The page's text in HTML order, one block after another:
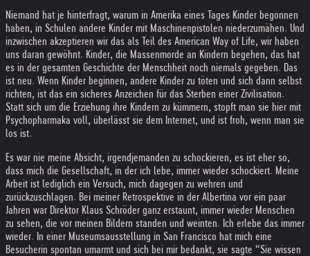
Niemand hat je hinterfragt, warum in Amerika eines Tages Kinder begonnen
haben, in Schulen andere Kinder mit Maschinenpistolen niederzumähen. Und
inzwischen akzeptieren wir das als Teil des American Way of Life, wir haben
uns daran gewöhnt. Kinder, die Massenmorde an Kindern begehen, das hat
es in der gesamten Geschichte der Menschheit noch niemals gegeben. Das
ist neu. Wenn Kinder beginnen, andere Kinder zu töten und sich dann selbst
richten, ist das ein sicheres Anzeichen für das Sterben einer Zivilisation.
Statt sich um die Erziehung ihre Kindern zu kümmern, stopft man sie hier mit
Psychopharmaka voll, überlässt sie dem Internet, und ist froh, wenn man sie
los ist.
Es war nie meine Absicht, irgendjemanden zu schockieren, es ist eher so,
dass mich die Gesellschaft, in der ich lebe, immer wieder schockiert. Meine
Arbeit ist lediglich ein Versuch, mich dagegen zu wehren und
zurückzuschlagen. Bei meiner Retrospektive in der Albertina vor ein paar
Jahren war Direktor Klaus Schröder ganz erstaunt, immer wieder Menschen
zu sehen, die vor meinen Bildern standen und weinten. Ich erlebe das immer
wieder. In einer Museumsausstellung in San Francisco hat mich eine
Besucherin spontan umarmt und sich bei mir bedankt, sie sagte “Sie wissen